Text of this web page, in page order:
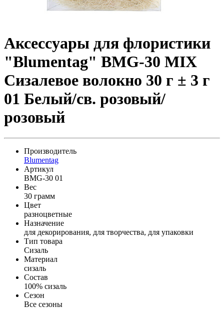
Аксессуары для флористики
"Blumentag" BMG-30 MIX
Сизалевое волокно 30 г ± 3 г
01 Белый/св. розовый/
розовый
Производитель
Blumentag
Артикул
BMG-30 01
Вес
30 грамм
Цвет
разноцветные
Назначение
для декорирования, для творчества, для упаковки
Тип товара
Сизаль
Материал
сизаль
Состав
100% сизаль
Сезон
Все сезоны